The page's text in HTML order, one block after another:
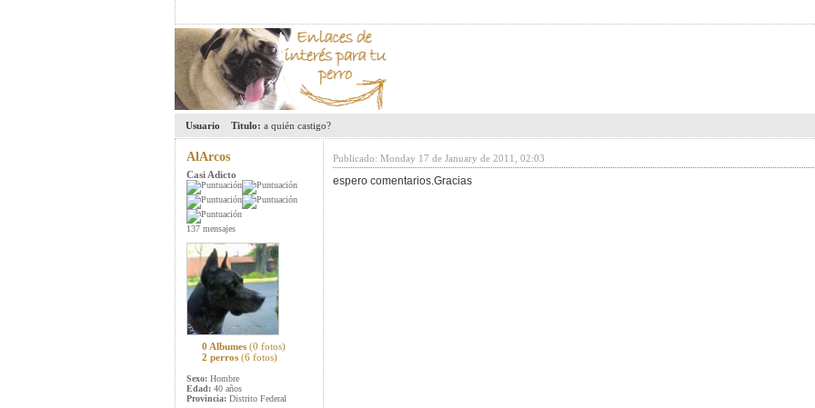
Usuario Titulo: a quién castigo?
AlArcos
Casi Adicto
137 mensajes
0 Albumes (0 fotos)
2 perros (6 fotos)
Sexo: Hombre
Edad: 40 años
Provincia: Distrito Federal
Publicado: Monday 17 de January de 2011, 02:03
espero comentarios.Gracias